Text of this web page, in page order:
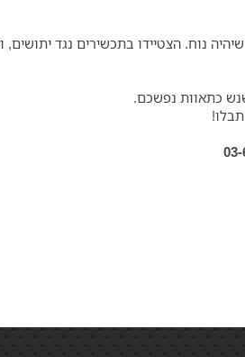
נוח. הצטיידו בתכשירים נגד
כתאוות נפשכם.